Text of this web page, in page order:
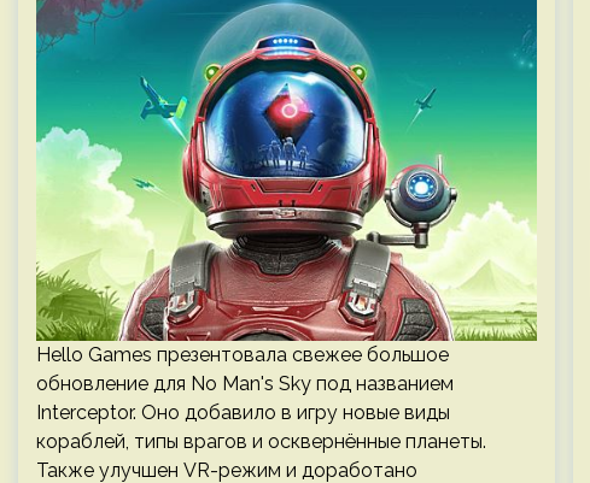
Hello Games презентовала свежее большое
обновление для No Man's Sky под названием
Interceptor. Оно добавило в игру новые виды
кораблей, типы врагов и осквернённые планеты.
Также улучшен VR-режим и доработано